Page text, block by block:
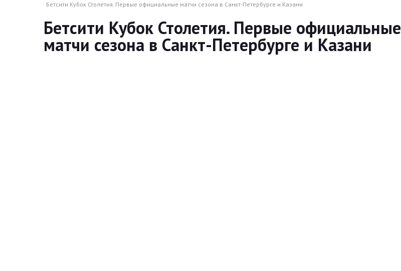
Бетсити Кубок Столетия. Первые официальные матчи сезона в Санкт-Петербурге и Казани
Бетсити Кубок Столетия. Первые официальные
матчи сезона в Санкт-Петербурге и Казани